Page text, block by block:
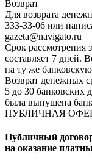
Возврат
Для возврата
333-33-06 или
gazeta@navigato.ru
Срок рассмотрения
составляет 7 дней.
на ту же
Возврат денежных
5 до 30 банковских
была выпущена
ПУБЛИЧНАЯ
Публичный
на оказание